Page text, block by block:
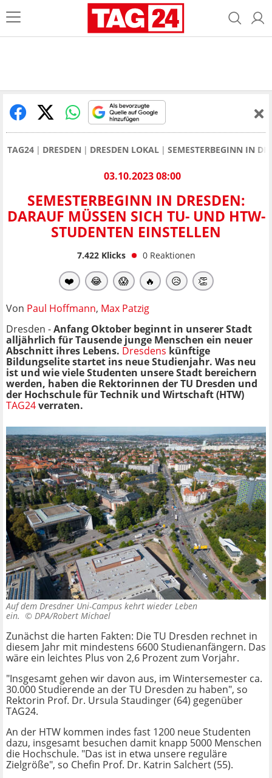
TAG24 DRESDEN DRESDEN LOKAL SEMESTERBEGINN IN
03.10.2023 08:00
SEMESTERBEGINN IN DRESDEN:
DARAUF MÜSSEN SICH TU- UND HTW-
STUDENTEN EINSTELLEN
7.422Klicks 0 Reaktionen
❤️ 😂 😱 🔥 😥 👏
Von Paul Hoffmann, Max Patzig
Dresden -Anfang Oktober beginnt in unserer Stadt
alljährlich für Tausende junge Menschen ein neuer
Abschnitt ihres Lebens. Dresdens künftige
Bildungselite startet ins neue Studienjahr. Was neu
ist und wie viele Studenten unsere Stadt bereichern
werden, haben die Rektorinnen der TU Dresden und
der Hochschule für Technik und Wirtschaft (HTW)
TAG24verraten.
Auf dem Dresdner Uni-Campus kehrt wieder Leben
ein. © DPA/Robert Michael
Zunächst die harten Fakten: Die TU Dresden rechnet in
diesem Jahr mit mindestens 6600 Studienanfängern. Das
wäre ein leichtes Plus von 2,6 Prozent zum Vorjahr.
"Insgesamt gehen wir davon aus, im Wintersemester ca.
30.000 Studierende an der TU Dresden zu haben", so
Rektorin Prof. Dr. Ursula Staudinger (64) gegenüber
TAG24.
An der HTW kommen indes fast 1200 neue Studenten
dazu, insgesamt besuchen damit knapp 5000 Menschen
die Hochschule. "Das ist in etwa unsere reguläre
Zielgröße", so Chefin Prof. Dr. Katrin Salchert (55).